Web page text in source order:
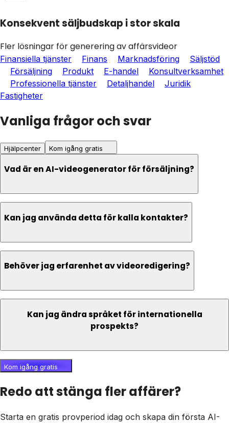
Konsekvent säljbudskap i stor skala
Fler lösningar för generering av affärsvideor
Finansiella tjänster Finans Marknadsföring
Säljstöd
Försäljning
Produkt E-handel
Konsultverksamhet
Professionella tjänster
Detaljhandel
Juridik
Fastigheter
Vanliga frågor och svar
Hjälpcenter Kom igång gratis
Vad är en AI-videogenerator för försäljning?
Kan jag använda detta för kalla kontakter?
Behöver jag erfarenhet av videoredigering?
Kan jag ändra språket för internationella
prospekts?
Kom igång gratis
Redo att stänga fler affärer?
Starta en gratis provperiod idag och skapa din första AI-